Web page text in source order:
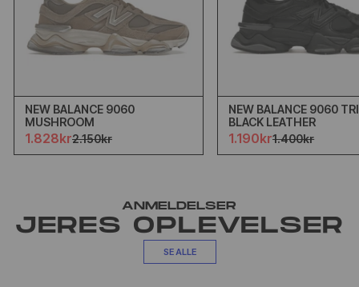
NEW BALANCE 9060
MUSHROOM
1.828kr2.150kr
NEW BALANCE 9060
BLACK LEATHER
1.190kr1.400kr
ANMELDELSER
JERES OPLEVELSER
SE ALLE